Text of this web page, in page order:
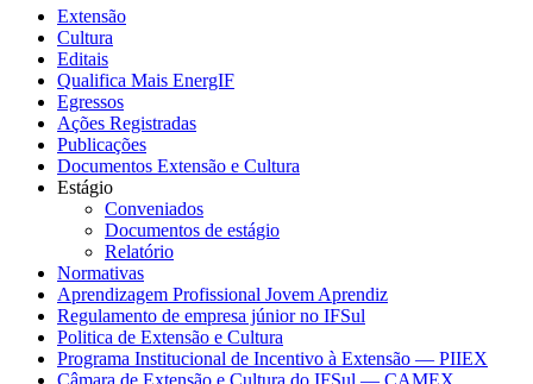
Extensão
Cultura
Editais
Qualifica Mais EnergIF
Egressos
Ações Registradas
Publicações
Documentos Extensão e Cultura
Estágio
Conveniados
Documentos de estágio
Relatório
Normativas
Aprendizagem Profissional Jovem Aprendiz
Regulamento de empresa júnior no IFSul
Politica de Extensão e Cultura
Programa Institucional de Incentivo à Extensão — PIIEX
Câmara de Extensão e Cultura do IFSul — CAMEX